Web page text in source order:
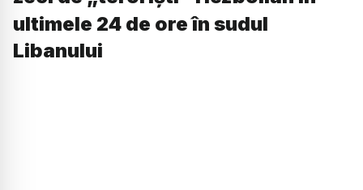
ultimele 24 de ore în sudul
Libanului